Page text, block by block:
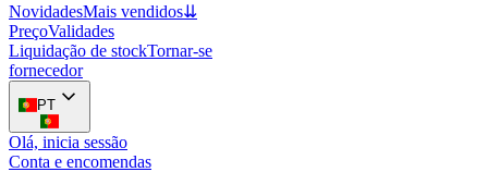
NovidadesMais vendidos⇊
PreçoValidades
Liquidação de stockTornar-se
fornecedor
PT
Olá, inicia sessão
Conta e encomendas